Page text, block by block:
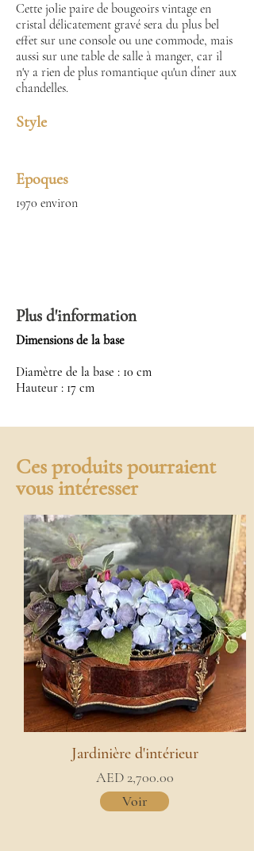
Cette jolie paire de bougeoirs vintage en
cristal délicatement gravé sera du plus bel
effet sur une console ou une commode, mais
aussi sur une table de salle à manger, car il
n'y a rien de plus romantique qu'un dîner aux
chandelles.
Style
Epoques
1970 environ
Plus d'information
Dimensions de la base
Diamètre de la base : 10 cm
Hauteur : 17 cm
Ces produits pourraient
vous intéresser
Jardinière d'intérieur
AED 2,700.00
Voir